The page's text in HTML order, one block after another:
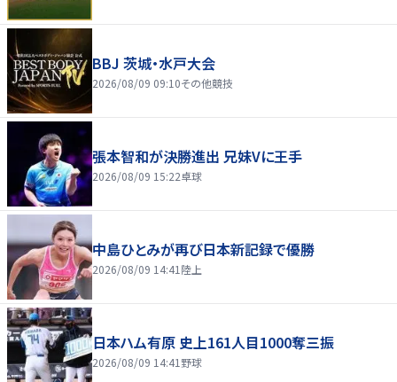
BBJ 茨城・水戸大会
2026/08/09 09:10その他競技
張本智和が決勝進出 兄妹Vに王手
2026/08/09 15:22卓球
中島ひとみが再び日本新記録で優勝
2026/08/09 14:41 陸上
日本ハム有原 史上161人目1000奪三振
2026/08/09 14:41 野球